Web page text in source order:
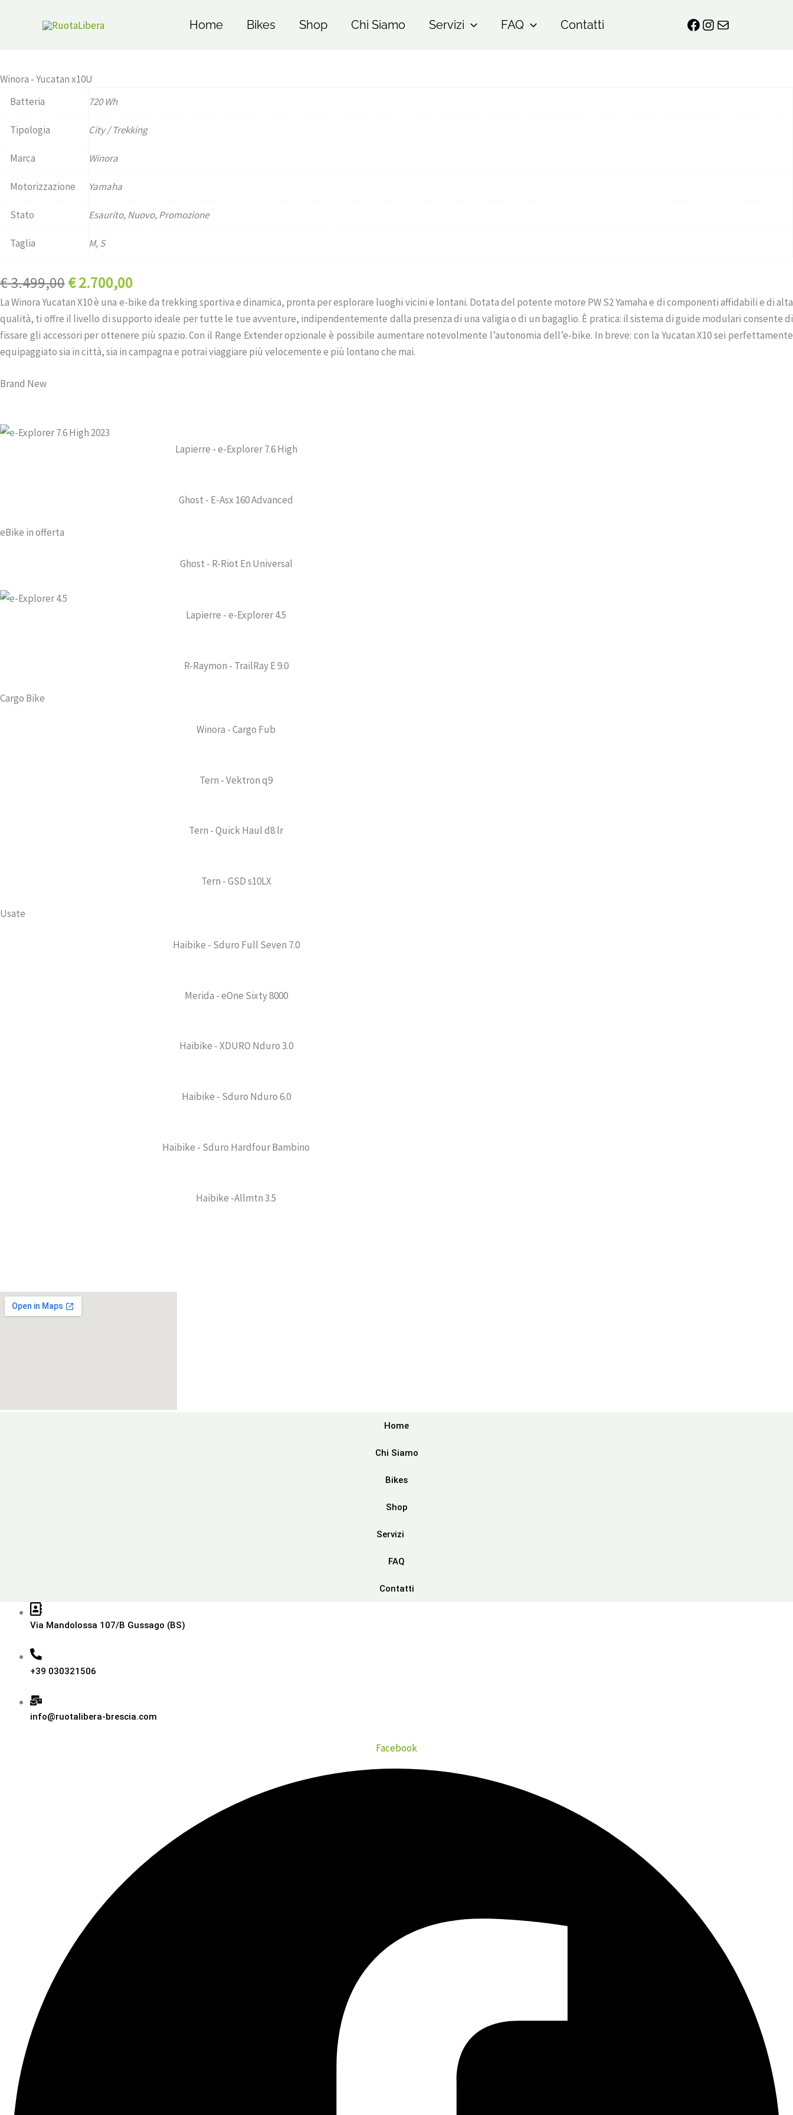
Home Bikes Shop Chi Siamo Servizi FAQ Contatti
Winora - Yucatan x10U
Batteria
720 Wh
Tipologia City / Trekking
Marca Winora
Motorizzazione Yamaha
Stato Esaurito, Nuovo, Promozione
Taglia M, S
€3.499,00
prezzo
€ 3.499,00.
€2.700,00
La Winora Yucatan X10 è una e-bike da trekking sportiva e dinamica, pronta per esplorare luoghi vicini e lontani. Dotata del potente motore PW S2 Yamaha e di componenti affidabili e di alta
qualità, ti offre il livello di supporto ideale per tutte le tue avventure, indipendentemente dalla presenza di una valigia o di un bagaglio. È pratica: il sistema di guide modulari consente di
fissare gli accessori per ottenere più spazio. Con il Range Extender opzionale è possibile aumentare notevolmente l’autonomia dell’e-bike. In breve: con la Yucatan X10 sei perfettamente
equipaggiato sia in città, sia in campagna e potrai viaggiare più velocemente e più lontano che mai.
Brand New
Lapierre - e-Explorer 7.6 High
Ghost - E-Asx 160 Advanced
eBike in offerta
Ghost - R-Riot En Universal
Lapierre - e-Explorer 4.5
R-Raymon - TrailRay E 9.0
Cargo Bike
Winora - Cargo Fub
Tern - Vektron q9
Tern - Quick Haul d8 lr
Tern - GSD s10LX
Usate
Haibike - Sduro Full Seven 7.0
Merida - eOne Sixty 8000
Haibike - XDURO Nduro 3.0
Haibike - Sduro Nduro 6.0
Haibike - Sduro Hardfour Bambino
Haibike -Allmtn 3.5
Home
Chi Siamo
Bikes
Shop
Servizi
FAQ
Contatti
Via Mandolossa 107/B Gussago (BS)
+39 030321506
info@ruotalibera-brescia.com
Facebook